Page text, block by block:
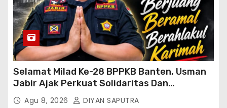
Selamat Milad Ke-28 BPPKB Banten, Usman
Jabir Ajak Perkuat Solidaritas Dan
Kebersamaan
Agu 8, 2026 DIYAN SAPUTRA